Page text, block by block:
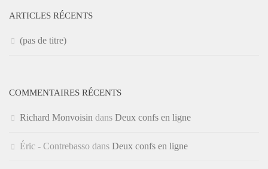
ARTICLES RÉCENTS
(pas de titre)
COMMENTAIRES RÉCENTS
Richard Monvoisin dans Deux confs en ligne
Éric - Contrebasso dans Deux confs en ligne